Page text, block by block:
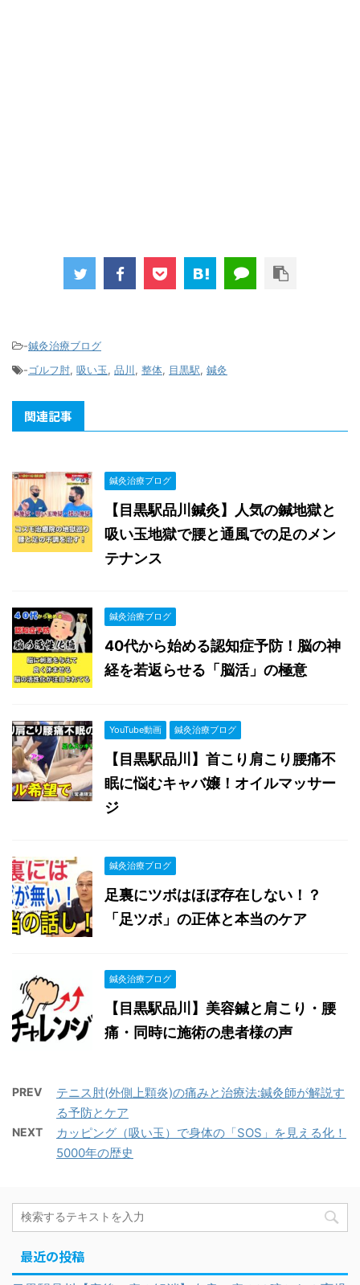
-鍼灸治療ブログ
-ゴルフ肘, 吸い玉, 品川, 整体, 目黒駅, 鍼灸
関連記事
鍼灸治療ブログ
【目黒駅品川鍼灸】人気の鍼地獄と
吸い玉地獄で腰と通風での足のメン
テナンス
鍼灸治療ブログ
40代から始める認知症予防！脳の神
経を若返らせる「脳活」の極意
YouTube動画 鍼灸治療ブログ
【目黒駅品川】首こり肩こり腰痛不
眠に悩むキャバ嬢！オイルマッサー
ジ
鍼灸治療ブログ
足裏にツボはほぼ存在しない！？
「足ツボ」の正体と本当のケア
鍼灸治療ブログ
【目黒駅品川】美容鍼と肩こり・腰
痛・同時に施術の患者様の声
PREV
テニス肘(外側上顆炎)の痛みと治療法:鍼灸師が解説す
る予防とケア
NEXT
カッピング（吸い玉）で身体の「SOS」を見える化！
5000年の歴史
最近の投稿